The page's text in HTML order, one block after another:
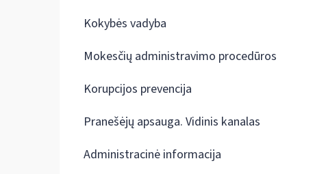
Kokybės vadyba
Mokesčių administravimo procedūros
Korupcijos prevencija
Pranešėjų apsauga. Vidinis kanalas
Administracinė informacija